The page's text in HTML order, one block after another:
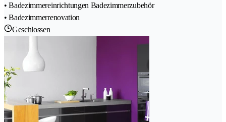
• Badezimmereinrichtungen Badezimmerzubehör
• Badezimmerrenovation
Geschlossen